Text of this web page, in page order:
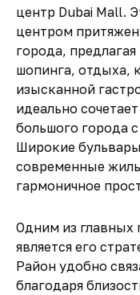
центр Dubai Mall.
центром
города,
шопинга, отдыха,
изысканной
идеально
большого города
Широкие
современные
гармоничное
Одним из главных
является его
Район удобно
благодаря